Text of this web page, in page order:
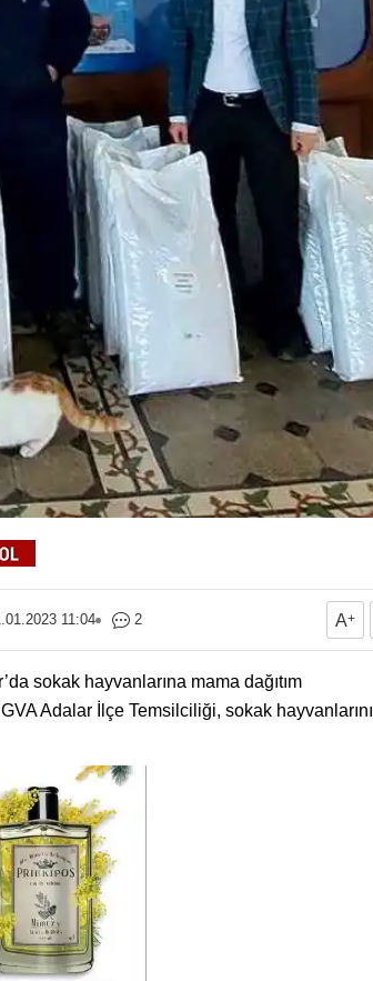
11:04 2 A+
sokak hayvanlarına mama dağıtım
Adalar İlçe Temsilciliği, sokak hayvanlarını